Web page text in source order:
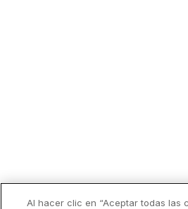
Al hacer clic en “Aceptar todas las